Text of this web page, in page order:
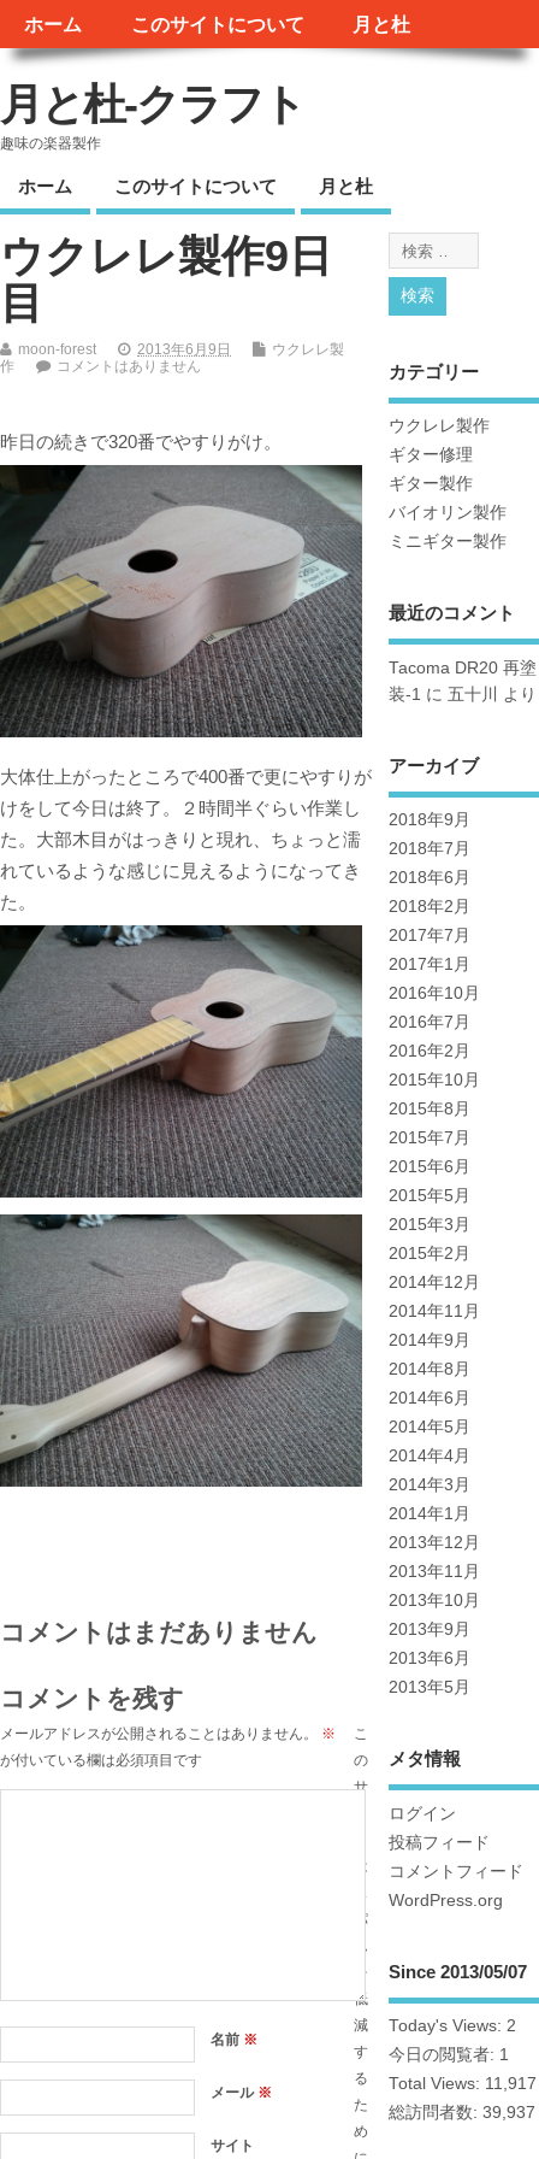
ホーム このサイトについて 月と杜
月と杜-クラフト
趣味の楽器製作
ホーム このサイトについて 月と杜
ウクレレ製作9日
目
moon-forest 2013年6月9日
ウクレレ製
作
コメントはありません
昨日の続きで320番でやすりがけ。
大体仕上がったところで400番で更にやすりが
けをして今日は終了。２時間半ぐらい作業し
た。大部木目がはっきりと現れ、ちょっと濡
れているような感じに見えるようになってき
た。
コメントはまだありません
コメントを残す
メールアドレスが公開されることはありません。
※
が付いている欄は必須項目です
名前 ※
メール ※
サイト
こ
の
サ
は
ス
パ
ム
を
低
減
す
る
た
め
カテゴリー
ウクレレ製作
ギター修理
ギター製作
バイオリン製作
ミニギター製作
最近のコメント
Tacoma DR20 再塗
装-1 に 五十川 より
アーカイブ
2018年9月
2018年7月
2018年6月
2018年2月
2017年7月
2017年1月
2016年10月
2016年7月
2016年2月
2015年10月
2015年8月
2015年7月
2015年6月
2015年5月
2015年3月
2015年2月
2014年12月
2014年11月
2014年9月
2014年8月
2014年6月
2014年5月
2014年4月
2014年3月
2014年1月
2013年12月
2013年11月
2013年10月
2013年9月
2013年6月
2013年5月
メタ情報
ログイン
投稿フィード
コメントフィード
WordPress.org
Since 2013/05/07
Today's Views: 2
今日の閲覧者: 1
Total Views: 11,917
総訪問者数: 39,937